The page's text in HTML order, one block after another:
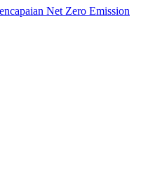
Net Zero Emission